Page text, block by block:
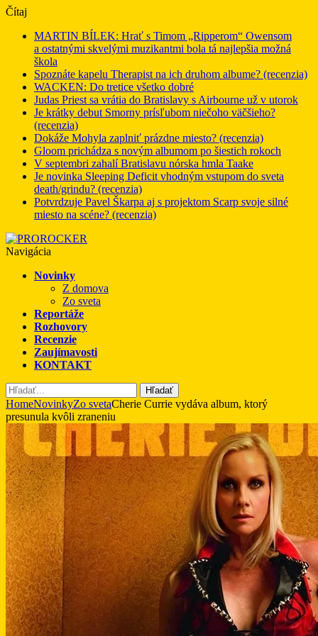
Čítaj
MARTIN BÍLEK: Hrať s Timom „Ripperom“ Owensom
a ostatnými skvelými muzikantmi bola tá najlepšia možná
škola
Spoznáte kapelu Therapist na ich druhom albume? (recenzia)
WACKEN: Do tretice všetko dobré
Judas Priest sa vrátia do Bratislavy s Airbourne už v utorok
Je krátky debut Smorny prísľubom niečoho väčšieho?
(recenzia)
Dokáže Mohyla zaplniť prázdne miesto? (recenzia)
Gloom prichádza s novým albumom po šiestich rokoch
V septembri zahalí Bratislavu nórska hmla Taake
Je novinka Sleeping Deficit vhodným vstupom do sveta
death/grindu? (recenzia)
Potvrdzuje Pavel Škarpa aj s projektom Scarp svoje silné
miesto na scéne? (recenzia)
Navigácia
Novinky
Z domova
Zo sveta
Reportáže
Rozhovory
Recenzie
Zaujímavosti
KONTAKT
Hľadať
HomeNovinkyZo svetaCherie Currie vydáva album, ktorý
presunula kvôli zraneniu